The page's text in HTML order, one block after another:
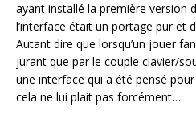
ayant installé la première version
l’interface était un portage pur et
Autant dire que lorsqu’un jouer
jurant que par le couple clavier/
une interface qui a été pensé
cela ne lui plait pas forcément…